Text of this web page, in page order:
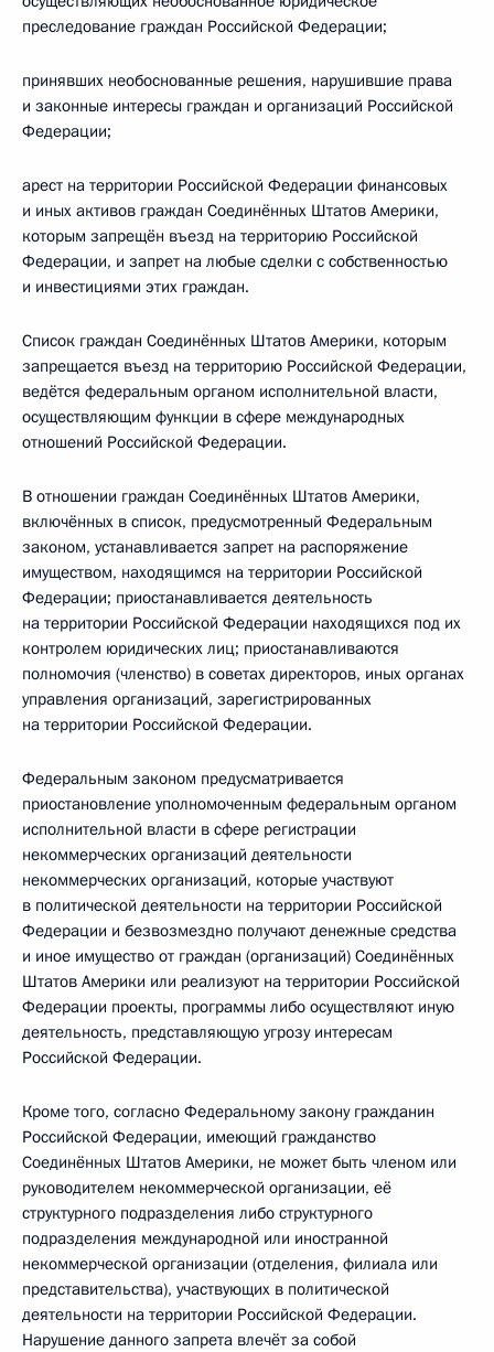
преследование граждан Российской Федерации;
принявших необоснованные решения, нарушившие права
и законные интересы граждан и организаций Российской
Федерации;
арест на территории Российской Федерации финансовых
и иных активов граждан Соединённых Штатов Америки,
которым запрещён въезд на территорию Российской
Федерации, и запрет на любые сделки с собственностью
и инвестициями этих граждан.
Список граждан Соединённых Штатов Америки, которым
запрещается въезд на территорию Российской Федерации,
ведётся федеральным органом исполнительной власти,
осуществляющим функции в сфере международных
отношений Российской Федерации.
В отношении граждан Соединённых Штатов Америки,
включённых в список, предусмотренный Федеральным
законом, устанавливается запрет на распоряжение
имуществом, находящимся на территории Российской
Федерации; приостанавливается деятельность
на территории Российской Федерации находящихся под их
контролем юридических лиц; приостанавливаются
полномочия (членство) в советах директоров, иных органах
управления организаций, зарегистрированных
на территории Российской Федерации.
Федеральным законом предусматривается
приостановление уполномоченным федеральным органом
исполнительной власти в сфере регистрации
некоммерческих организаций деятельности
некоммерческих организаций, которые участвуют
в политической деятельности на территории Российской
Федерации и безвозмездно получают денежные средства
и иное имущество от граждан (организаций) Соединённых
Штатов Америки или реализуют на территории Российской
Федерации проекты, программы либо осуществляют иную
деятельность, представляющую угрозу интересам
Российской Федерации.
Кроме того, согласно Федеральному закону гражданин
Российской Федерации, имеющий гражданство
Соединённых Штатов Америки, не может быть членом или
руководителем некоммерческой организации, её
структурного подразделения либо структурного
подразделения международной или иностранной
некоммерческой организации (отделения, филиала или
представительства), участвующих в политической
деятельности на территории Российской Федерации.
Нарушение данного запрета влечёт за собой